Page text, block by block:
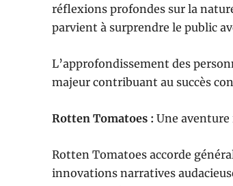
réflexions profondes sur la
parvient à surprendre le public
L’approfondissement des
majeur contribuant au succès
Rotten Tomatoes : Une
Rotten Tomatoes accorde
innovations narratives